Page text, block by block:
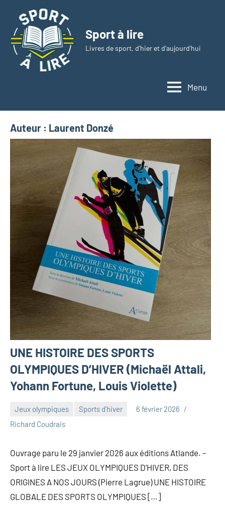
contenu
Sport à lire
Livres de sport, d'hier et d'aujourd'hui
Menu
Auteur : Laurent Donzé
UNE HISTOIRE DES SPORTS
OLYMPIQUES D’HIVER (Michaël Attali,
Yohann Fortune, Louis Violette)
Jeux olympiques Sports d'hiver
6 février 2026
Richard Coudrais
Ouvrage paru le 29 janvier 2026 aux éditions Atlande. –
Sport à lire LES JEUX OLYMPIQUES D’HIVER, DES
ORIGINES A NOS JOURS (Pierre Lagrue) UNE HISTOIRE
GLOBALE DES SPORTS OLYMPIQUES […]